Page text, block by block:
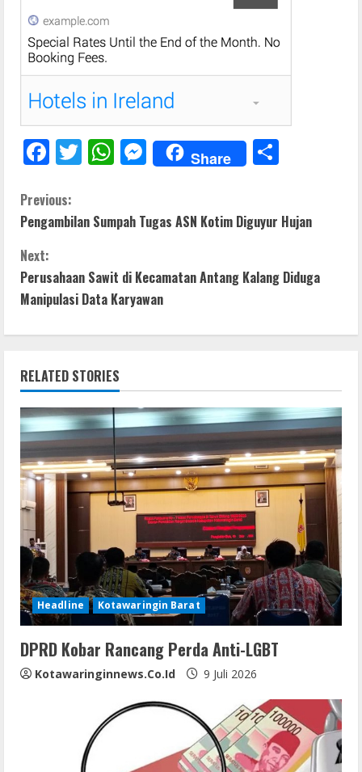
F
e
b
o
k
T
er
W
s
p
p
M
e
e
g
er
Share
e
C
o
n
t
i
n
u
e
R
e
a
d
i
n
g
Previous:
Pengambilan Sumpah Tugas ASN Kotim Diguyur Hujan
Next:
Perusahaan Sawit di Kecamatan Antang Kalang Diduga
Manipulasi Data Karyawan
RELATED STORIES
Headline Kotawaringin Barat
DPRD Kobar Rancang Perda Anti-LGBT
Kotawaringinnews.co.id 9 Juli 2026